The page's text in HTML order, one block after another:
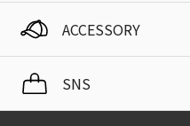
ACCESSORY
SNS